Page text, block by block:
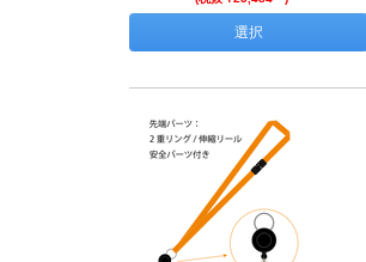
選択